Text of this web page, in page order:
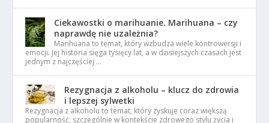
Ciekawostki o marihuanie. Marihuana – czy
naprawdę nie uzależnia?
Marihuana to temat, który wzbudza wiele kontrowersji i
emocji. Jej historia sięga tysięcy lat, a w dzisiejszych czasach jest
jednym z najczęściej …
Rezygnacja z alkoholu – klucz do zdrowia
i lepszej sylwetki
Rezygnacja z alkoholu to temat, który zyskuje coraz większą
popularność, szczególnie w kontekście zdrowego stylu życia i